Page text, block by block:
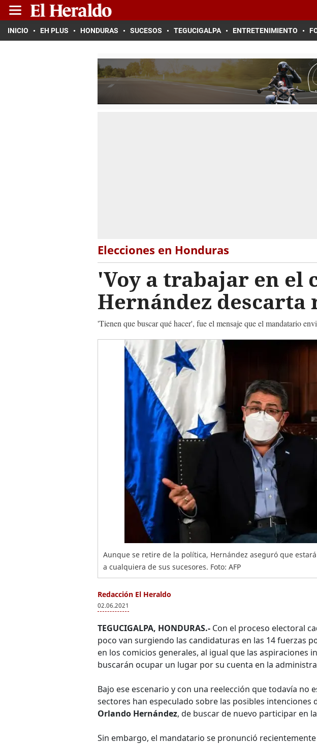
INICIO EH PLUS HONDURAS SUCESOS TEGUCIGALPA ENTRETENIMIENTO
Elecciones en Honduras
'Voy a trabajar en el
Hernández descarta
'Tienen que buscar qué hacer', fue el mensaje que el mandatario
Aunque se retire de la política, Hernández aseguró que
a cualquiera de sus sucesores. Foto: AFP
Redacción El Heraldo
02.06.2021
TEGUCIGALPA, HONDURAS.- Con el proceso electoral
poco van surgiendo las candidaturas en las 14 fuerzas
en los comicios generales, al igual que las aspiraciones
buscarán ocupar un lugar por su cuenta en la
Bajo ese escenario y con una reelección que todavía no
sectores han especulado sobre las posibles intenciones
Orlando Hernández, de buscar de nuevo participar en
Sin embargo, el mandatario se pronunció